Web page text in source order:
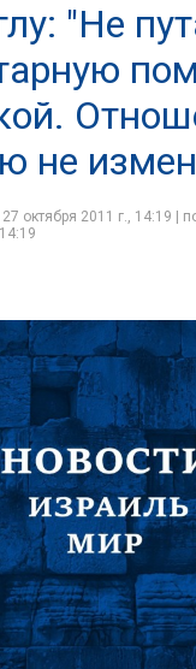
"Не
не
октября 2011 г., 14:19 |